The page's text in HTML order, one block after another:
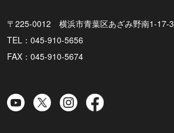
〒225-0012 横浜市青葉区あざみ野南1-17-3
TEL：045-910-5656
FAX：045-910-5674